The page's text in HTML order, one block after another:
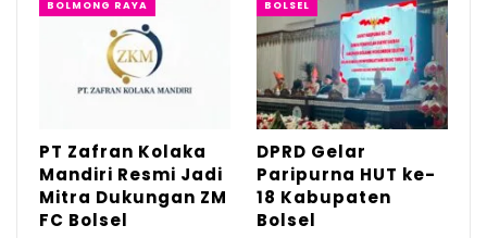
Bupati juga berharap, pelaksanaan SKD
CASN Boltim tahun ini akan banyak peserta
yang bisa lolos passing grade untuk lanjut
ke tahap berikutnya. Dengan demikian,
seluruh formasi yang ada bisa terisi semua.
BOLMONG RAYA
PT Zafran Kolaka
Mandiri Resmi Jadi
Mitra Dukungan ZM
FC Bolsel
BOLSEL
DPRD Gelar
Paripurna HUT ke-
18 Kabupaten
Bolsel